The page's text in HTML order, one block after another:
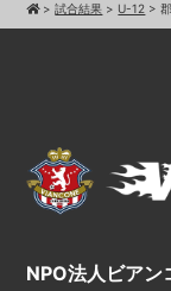
>試合結果 > U-12 >
NPO法人ビアン